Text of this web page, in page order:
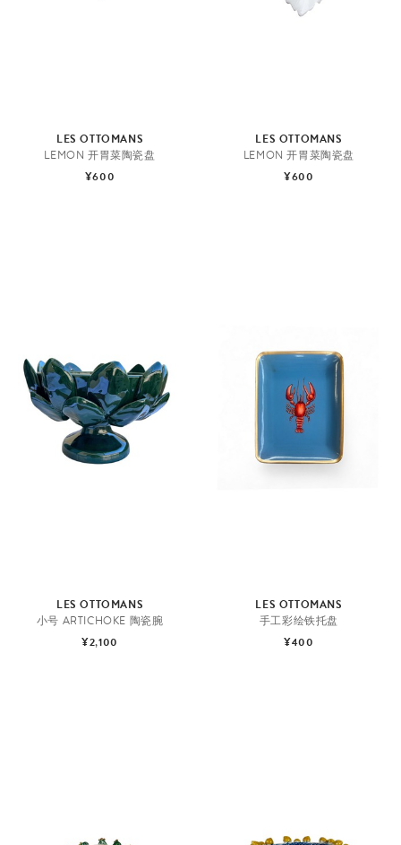
LES OTTOMANS
LEMON 开胃菜陶瓷盘
¥600
LES OTTOMANS
LEMON 开胃菜陶瓷盘
¥600
LES OTTOMANS
小号 ARTICHOKE 陶瓷腕
¥2,100
LES OTTOMANS
手工彩绘铁托盘
¥400